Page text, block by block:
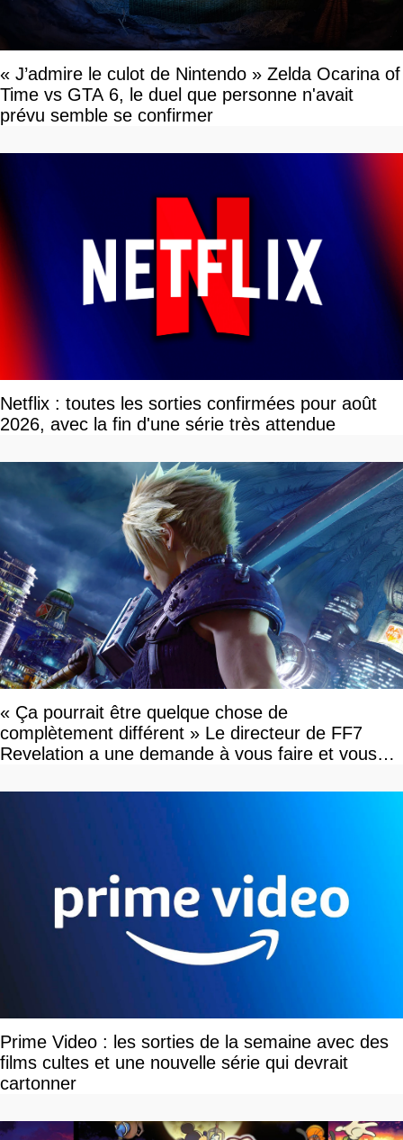
« J’admire le culot de Nintendo » Zelda Ocarina of
Time vs GTA 6, le duel que personne n'avait
prévu semble se confirmer
Netflix : toutes les sorties confirmées pour août
2026, avec la fin d'une série très attendue
« Ça pourrait être quelque chose de
complètement différent » Le directeur de FF7
Revelation a une demande à vous faire et vous
Prime Video : les sorties de la semaine avec des
films cultes et une nouvelle série qui devrait
cartonner